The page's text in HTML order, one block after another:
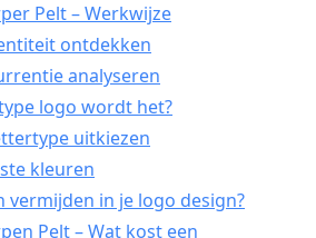
Pelt – Werkwijze
ontdekken
analyseren
logo wordt het?
uitkiezen
kleuren
vermijden in je logo design?
Pelt – Wat kost een